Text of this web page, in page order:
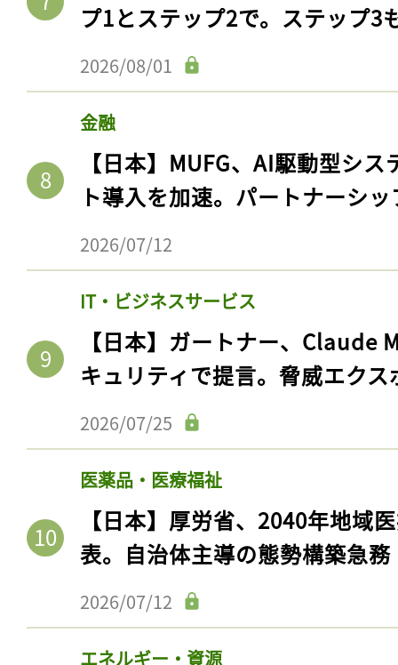
プ1とステップ2で。ステップ3
2026/08/01
金融
【日本】MUFG、AI駆動型シ
ト導入を加速。パートナーシ
2026/07/12
IT・ビジネスサービス
【日本】ガートナー、Claude
キュリティで提言。脅威エク
2026/07/25
医薬品・医療福祉
【日本】厚労省、2040年地域
表。自治体主導の態勢構築急務
2026/07/12
エネルギー・資源